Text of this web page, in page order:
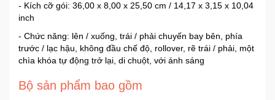
- Kích cỡ gói: 36,00 x 8,00 x 25,50 cm / 14,17 x 3,15 x 10,04
inch
- Chức năng: lên / xuống, trái / phải chuyến bay bên, phía
trước / lạc hậu, không đầu chế độ, rollover, rẽ trái / phải, một
chìa khóa tự động trở lại, di chuột, với ánh sáng
Bộ sản phẩm bao gồm